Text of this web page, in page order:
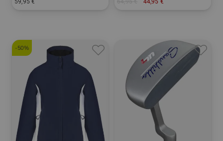
59,95 € 44,95 €
-50%